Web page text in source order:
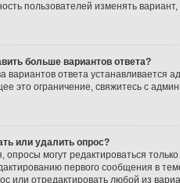
пользователей изменять
больше вариантов ответа?
вариантов ответа
это ограничение, свяжитесь с
или удалить опрос?
опросы могут редактироваться
первого сообщения в
или отредактировать любой из